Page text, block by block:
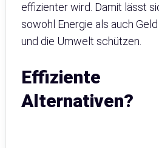
effizienter wird. Damit lässt
sowohl Energie als auch
und die Umwelt schützen.
Effiziente
Alternativen?